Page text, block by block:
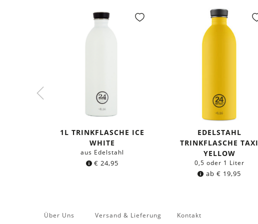
1L TRINKFLASCHE ICE
WHITE
aus Edelstahl
€ 24,95
EDELSTAHL
TRINKFLASCHE TAXI
YELLOW
0,5 oder 1 Liter
ab € 19,95
Über Uns
Versand & Lieferung
Kontakt